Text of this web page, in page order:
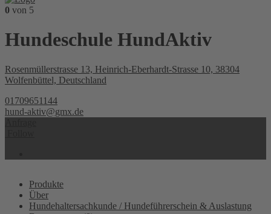
0 von 5
Hundeschule HundAktiv
Rosenmüllerstrasse 13, Heinrich-Eberhardt-Strasse 10, 38304
Wolfenbüttel, Deutschland
01709651144
hund-aktiv@gmx.de
Produkte
Über
Hundehaltersachkunde / Hundeführerschein & Auslastung